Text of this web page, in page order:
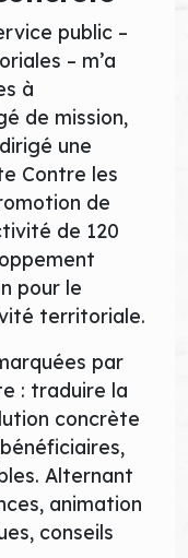
public –
– m’a
à
de mission,
une
Contre les
de
de 120
pour le
territoriale.
par
: traduire la
concrète
Alternant
animation
conseils